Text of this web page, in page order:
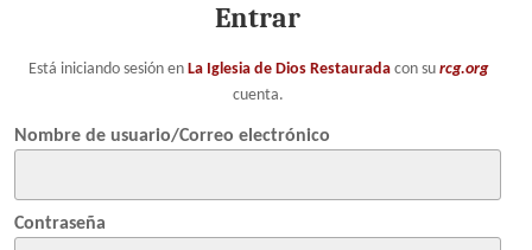
Entrar
Está iniciando sesión en La Iglesia de Dios Restauradacon su rcg.org
cuenta.
Nombre de usuario/Correo electrónico
Contraseña